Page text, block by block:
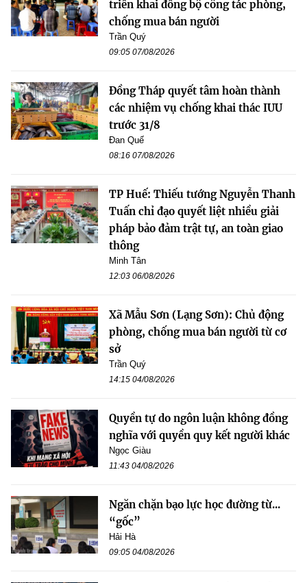
triển khai đồng bộ công tác phòng,
chống mua bán người
Trần Quý
09:05 07/08/2026
Đồng Tháp quyết tâm hoàn thành
các nhiệm vụ chống khai thác IUU
trước 31/8
Đan Quế
08:16 07/08/2026
TP Huế: Thiếu tướng Nguyễn Thanh
Tuấn chỉ đạo quyết liệt nhiều giải
pháp bảo đảm trật tự, an toàn giao
thông
Minh Tân
12:03 06/08/2026
Xã Mẫu Sơn (Lạng Sơn): Chủ động
phòng, chống mua bán người từ cơ
sở
Trần Quý
14:15 04/08/2026
Quyền tự do ngôn luận không đồng
nghĩa với quyền quy kết người khác
Ngọc Giàu
11:43 04/08/2026
Ngăn chặn bạo lực học đường từ...
“gốc”
Hải Hà
09:05 04/08/2026